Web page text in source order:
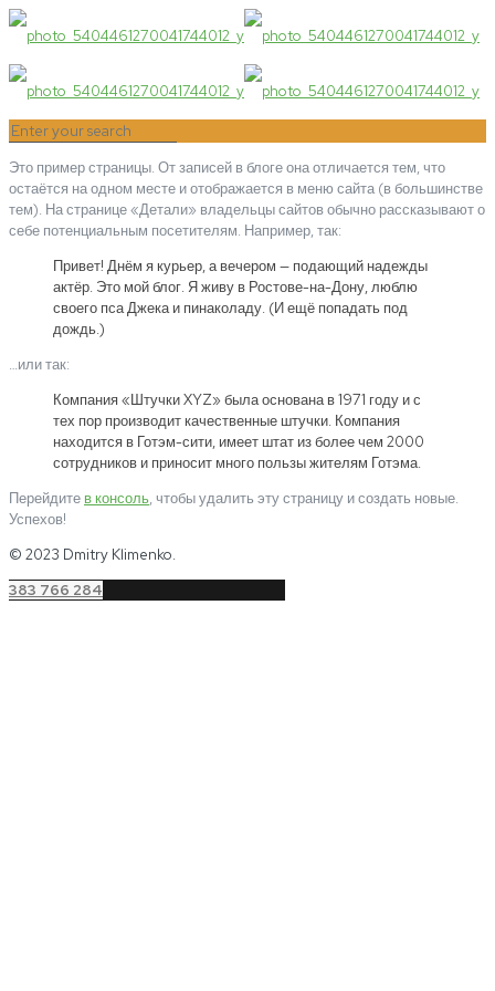
Это пример страницы. От записей в блоге она отличается тем, что
остаётся на одном месте и отображается в меню сайта (в большинстве
тем). На странице «Детали» владельцы сайтов обычно рассказывают о
себе потенциальным посетителям. Например, так:
Привет! Днём я курьер, а вечером — подающий надежды
актёр. Это мой блог. Я живу в Ростове-на-Дону, люблю
своего пса Джека и пинаколаду. (И ещё попадать под
дождь.)
…или так:
Компания «Штучки XYZ» была основана в 1971 году и с
тех пор производит качественные штучки. Компания
находится в Готэм-сити, имеет штат из более чем 2000
сотрудников и приносит много пользы жителям Готэма.
Перейдите в консоль, чтобы удалить эту страницу и создать новые.
Успехов!
© 2023 Dmitry Klimenko.
383 766 284